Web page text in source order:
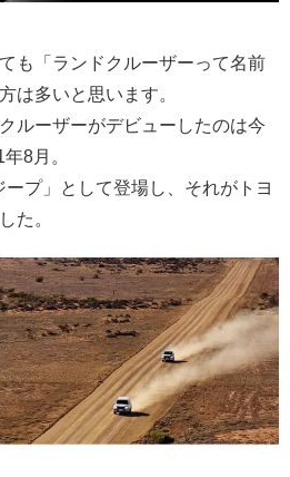
も「ランドクルーザーって名前
は多いと思います。
ルーザーがデビューしたのは今
8月。
プ」として登場し、それがトヨ
た。